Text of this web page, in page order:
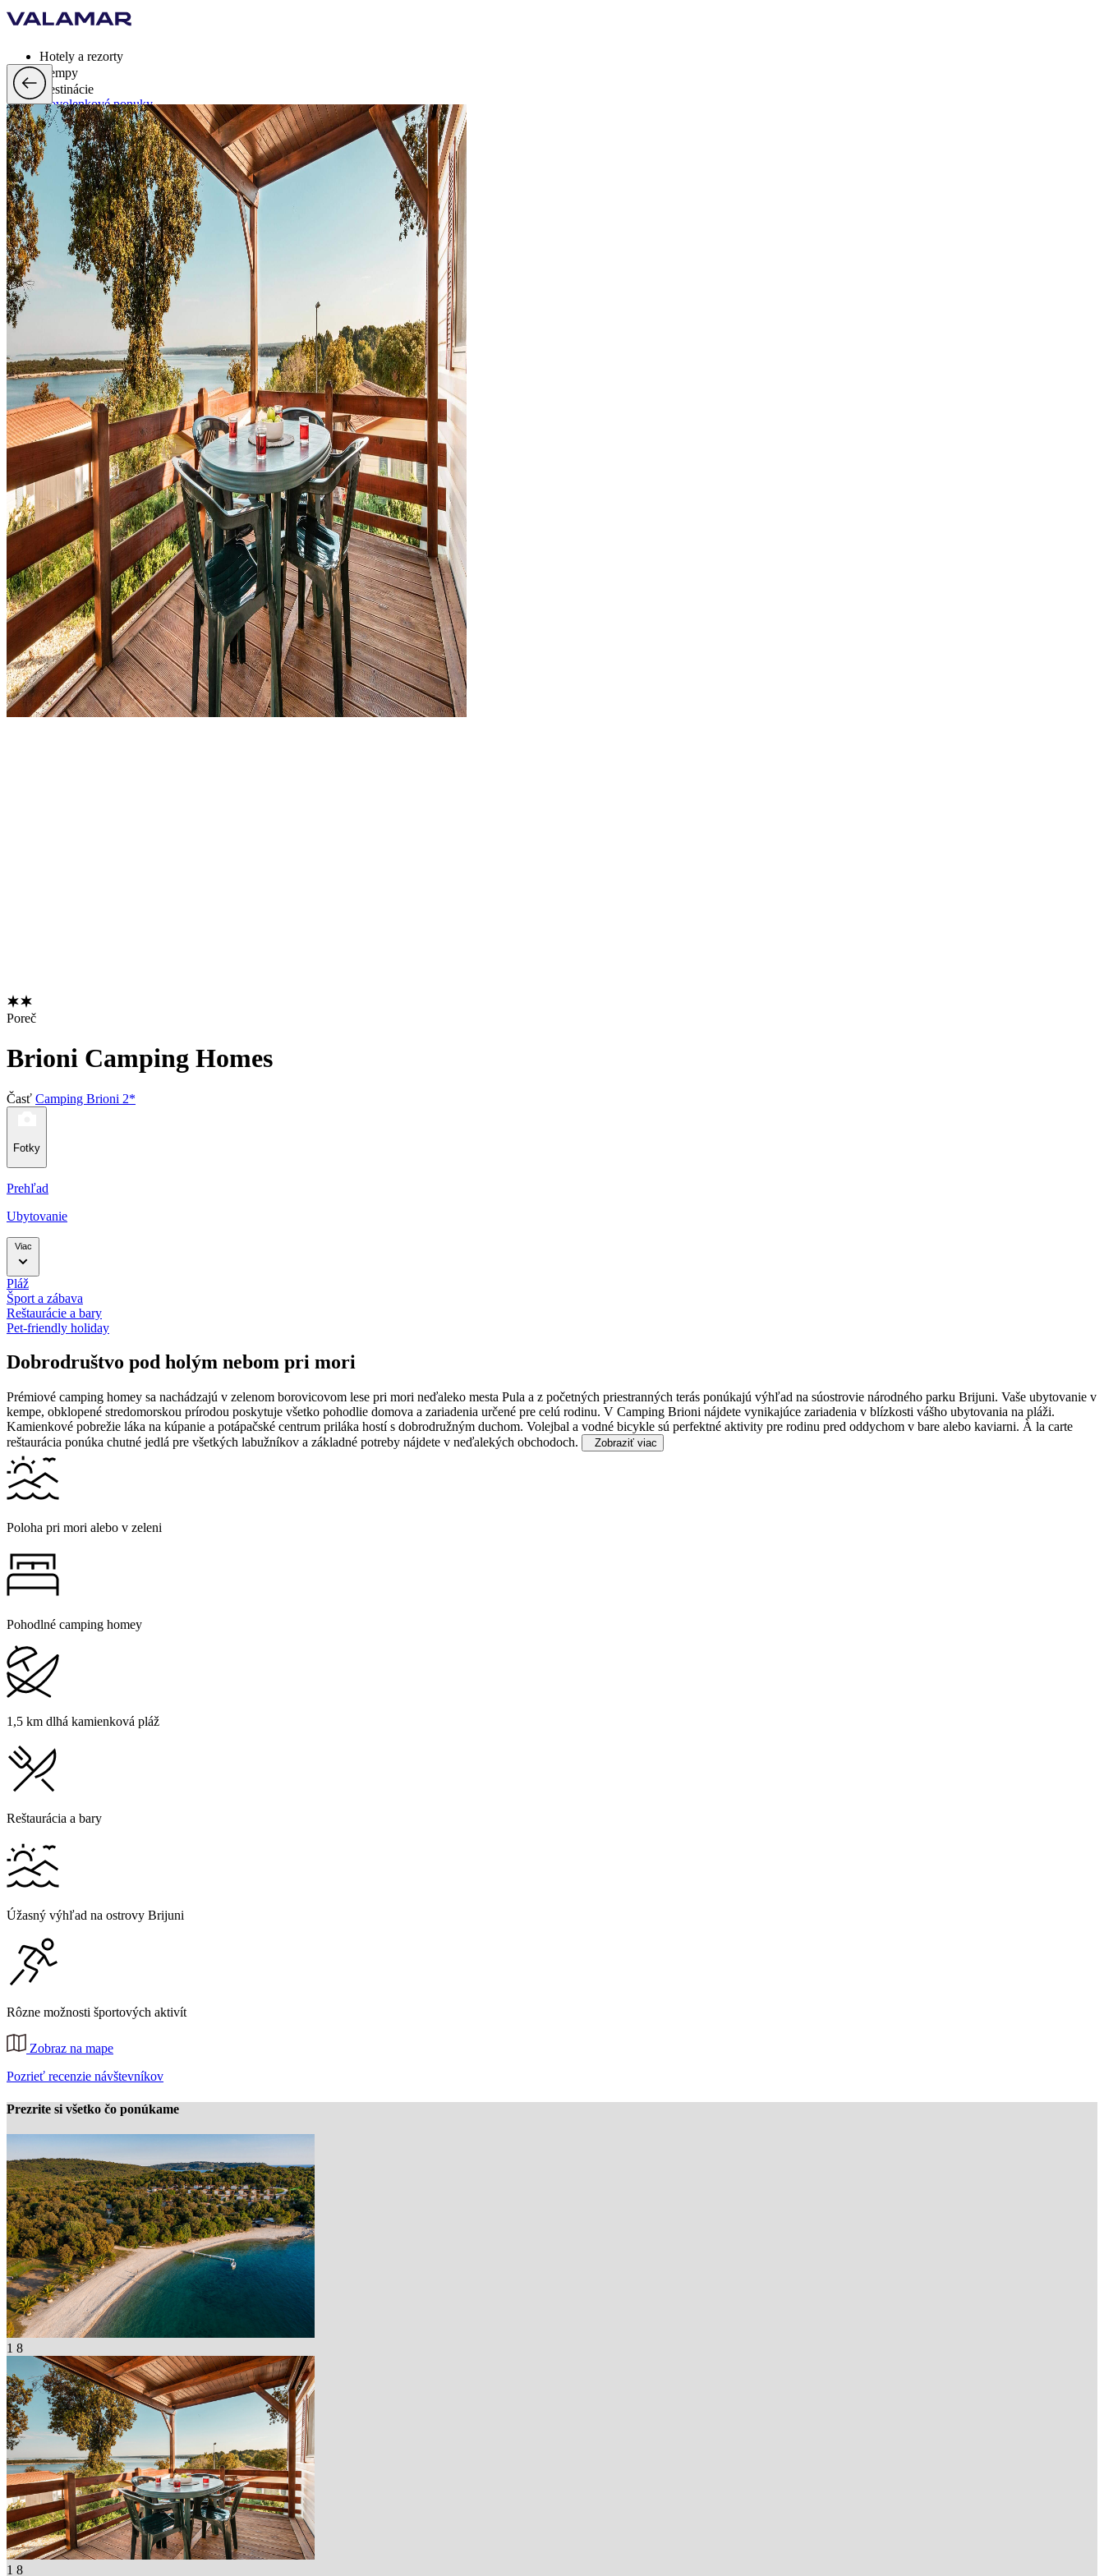
Hotely a rezorty
Kempy
Destinácie
Dovolenkové ponuky
Valamar Rewards
Brandy
Viac
sk, EUR
Poreč
Brioni Camping Homes
Časť Camping Brioni 2*
Fotky
Prehľad
Ubytovanie
Viac
Pláž
Šport a zábava
Reštaurácie a bary
Pet-friendly holiday
Dobrodruštvo pod holým nebom pri mori
Prémiové camping homey sa nachádzajú v zelenom borovicovom lese pri mori neďaleko mesta Pula a z početných priestranných terás ponúkajú výhľad na súostrovie národného parku Brijuni. Vaše ubytovanie v
kempe, obklopené stredomorskou prírodou poskytuje všetko pohodlie domova a zariadenia určené pre celú rodinu. V Camping Brioni nájdete vynikajúce zariadenia v blízkosti vášho ubytovania na pláži.
Kamienkové pobrežie láka na kúpanie a potápačské centrum priláka hostí s dobrodružným duchom. Volejbal a vodné bicykle sú perfektné aktivity pre rodinu pred oddychom v bare alebo kaviarni. À la carte
reštaurácia ponúka chutné jedlá pre všetkých labužníkov a základné potreby nájdete v neďalekých obchodoch.
Zobraziť viac
Poloha pri mori alebo v zeleni
Pohodlné camping homey
1,5 km dlhá kamienková pláž
Reštaurácia a bary
Úžasný výhľad na ostrovy Brijuni
Rôzne možnosti športových aktivít
Zobraz na mape
Pozrieť recenzie návštevníkov
Prezrite si všetko čo ponúkame
1 8
1 8